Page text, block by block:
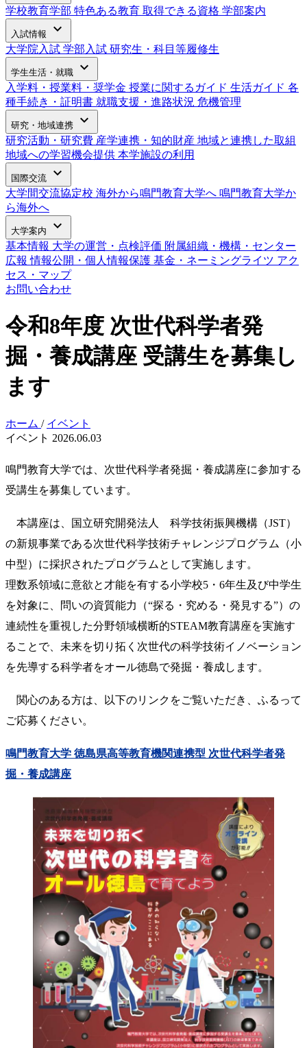
学校教育学部 特色ある教育 取得できる資格 学部案内
入試情報 expand_more
大学院入試 学部入試 研究生・科目等履修生
学生生活・就職 expand_more
入学料・授業料・奨学金 授業に関するガイド 生活ガイド 各
種手続き・証明書 就職支援・進路状況 危機管理
研究・地域連携 expand_more
研究活動・研究費 産学連携・知的財産 地域と連携した取組
地域への学習機会提供 本学施設の利用
国際交流 expand_more
大学間交流協定校 海外から鳴門教育大学へ 鳴門教育大学か
ら海外へ
大学案内 expand_more
基本情報 大学の運営・点検評価 附属組織・機構・センター
広報情報公開・個人情報保護 基金・ネーミングライツ アク
セス・マップ
お問い合わせ
令和8年度 次世代科学者発
掘・養成講座 受講生を募集し
ます
ホーム / イベント
イベント 2026.06.03
鳴門教育大学では、次世代科学者発掘・養成講座に参加する
受講生を募集しています。
本講座は、国立研究開発法人 科学技術振興機構（JST）
の新規事業である次世代科学技術チャレンジプログラム（小
中型）に採択されたプログラムとして実施します。
理数系領域に意欲と才能を有する小学校5・6年生及び中学生
を対象に、問いの資質能力（“探る・究める・発見する”）の
連続性を重視した分野領域横断的STEAM教育講座を実施す
ることで、未来を切り拓く次世代の科学技術イノベーション
を先導する科学者をオール徳島で発掘・養成します。
関心のある方は、以下のリンクをご覧いただき、ふるって
ご応募ください。
鳴門教育大学 徳島県高等教育機関連携型 次世代科学者発
掘・養成講座